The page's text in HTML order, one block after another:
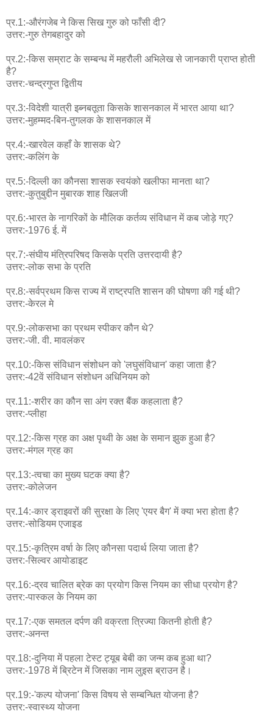
प्र.1:-औरंगजेब ने किस सिख गुरु को फाँसी दी?
उत्तर:-गुरु तेगबहादुर को
प्र.2:-किस सम्राट के सम्बन्ध में महरौली अभिलेख से जानकारी प्राप्त होती
है?
उत्तर:-चन्द्रगुप्त द्वितीय
प्र.3:-विदेशी यात्री इब्नबतूता किसके शासनकाल में भारत आया था?
उत्तर:-मुहम्मद-बिन-तुगलक के शासनकाल में
प्र.4:-खारवेल कहाँ के शासक थे?
उत्तर:-कलिंग के
प्र.5:-दिल्ली का कौनसा शासक स्वयंको खलीफा मानता था?
उत्तर:-कुतुबुद्दीन मुबारक शाह खिलजी
प्र.6:-भारत के नागरिकों के मौलिक कर्तव्य संविधान में कब जोड़े गए?
उत्तर:-1976 ई. में
प्र.7:-संघीय मंत्रिपरिषद किसके प्रति उत्तरदायी है?
उत्तर:-लोक सभा के प्रति
प्र.8:-सर्वप्रथम किस राज्य में राष्ट्रपति शासन की घोषणा की गई थी?
उत्तर:-केरल मे
प्र.9:-लोकसभा का प्रथम स्पीकर कौन थे?
उत्तर:-जी. वी. मावलंकर
प्र.10:-किस संविधान संशोधन को 'लघुसंविधान' कहा जाता है?
उत्तर:-42वें संविधान संशोधन अधिनियम को
प्र.11:-शरीर का कौन सा अंग रक्त बैंक कहलाता है?
उत्तर:-प्लीहा
प्र.12:-किस ग्रह का अक्ष पृथ्वी के अक्ष के समान झुक हुआ है?
उत्तर:-मंगल ग्रह का
प्र.13:-त्वचा का मुख्य घटक क्या है?
उत्तर:-कोलेजन
प्र.14:-कार ड्राइवरों की सुरक्षा के लिए 'एयर बैग' में क्या भरा होता है?
उत्तर:-सोडियम एजाइड
प्र.15:-कृत्रिम वर्षा के लिए कौनसा पदार्थ लिया जाता है?
उत्तर:-सिल्वर आयोडाइट
प्र.16:-द्रव चालित ब्रेक का प्रयोग किस नियम का सीधा प्रयोग है?
उत्तर:-पास्कल के नियम का
प्र.17:-एक समतल दर्पण की वक्रता त्रिज्या कितनी होती है?
उत्तर:-अनन्त
प्र.18:-दुनिया में पहला टेस्ट ट्यूब बेबी का जन्म कब हुआ था?
उत्तर:-1978 में ब्रिटेन में जिसका नाम लुइस ब्राउन है।
प्र.19:-'कल्प योजना' किस विषय से सम्बन्धित योजना है?
उत्तर:-स्वास्थ्य योजना